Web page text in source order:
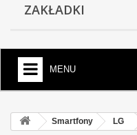
ZAKŁADKI
MENU
Smartfony LG